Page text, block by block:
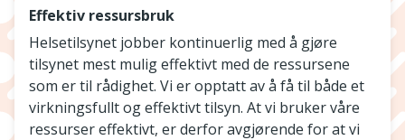
Effektiv ressursbruk
Helsetilsynet jobber kontinuerlig med å gjøre
tilsynet mest mulig effektivt med de ressursene
som er til rådighet. Vi er opptatt av å få til både et
virkningsfullt og effektivt tilsyn. At vi bruker våre
ressurser effektivt, er derfor avgjørende for at vi